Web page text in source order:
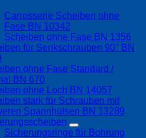
Carrosserie Scheiben ohne
Fase BN 10342
Scheiben ohne Fase BN 1356
für Senkschrauben 90° BN
ohne Fase Standard /
BN 670
ohne Loch BN 14057
stark für Schrauben mit
Spannhülsen BN 13289
Sicherungsringe für Bohrung